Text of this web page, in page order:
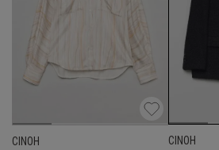
CINOH
CINOH